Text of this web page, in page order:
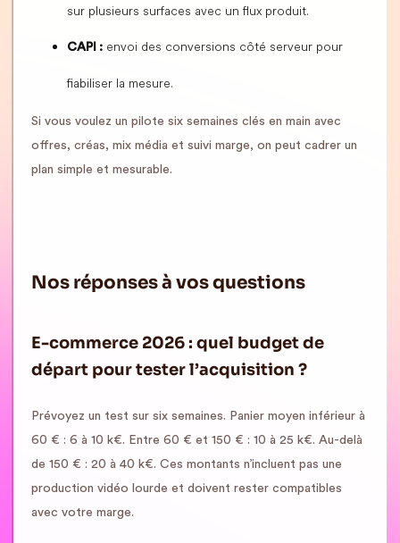
sur plusieurs surfaces avec un flux produit.
CAPI : envoi des conversions côté serveur pour
fiabiliser la mesure.
Si vous voulez un pilote six semaines clés en main avec
offres, créas, mix média et suivi marge, on peut cadrer un
plan simple et mesurable.
Nos réponses à vos questions
E-commerce 2026 : quel budget de
départ pour tester l’acquisition ?
Prévoyez un test sur six semaines. Panier moyen inférieur à
60 € : 6 à 10 k€. Entre 60 € et 150 € : 10 à 25 k€. Au-delà
de 150 € : 20 à 40 k€. Ces montants n’incluent pas une
production vidéo lourde et doivent rester compatibles
avec votre marge.